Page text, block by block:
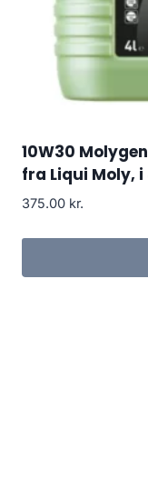
10W30
fra Liqui Moly,
375.00 kr.